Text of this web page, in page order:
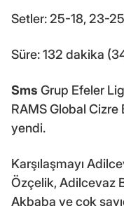
Setler: 25-18, 23-
Süre: 132 dakika
Sms Grup Efeler
RAMS Global Cizre
yendi.
Karşılaşmayı
Özçelik, Adilcevaz
Akbaba ve çok